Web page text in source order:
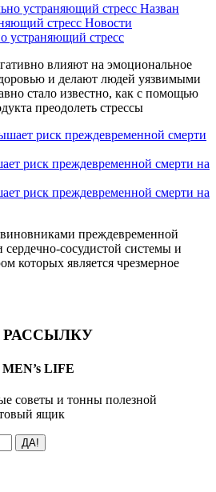
Назван
стресс Новости
устраняющий стресс
влияют на эмоциональное
и делают людей уязвимыми
стало известно, как с помощью
преодолеть стрессы
риск преждевременной смерти на
риск преждевременной смерти на
преждевременной
сердечно-сосудистой системы и
которых является чрезмерное
LIFE
советы и тонны полезной
ящик
ДА!